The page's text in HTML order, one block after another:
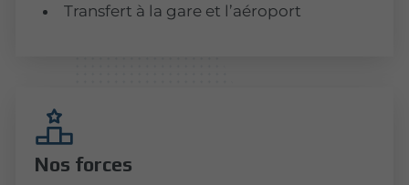
Transfert à la gare et l’aéroport
Nos forces